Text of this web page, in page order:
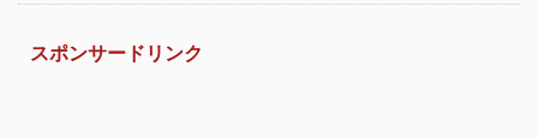
スポンサードリンク